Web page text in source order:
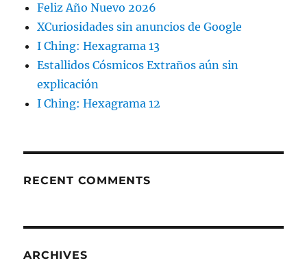
Feliz Año Nuevo 2026
XCuriosidades sin anuncios de Google
I Ching: Hexagrama 13
Estallidos Cósmicos Extraños aún sin
explicación
I Ching: Hexagrama 12
RECENT COMMENTS
ARCHIVES